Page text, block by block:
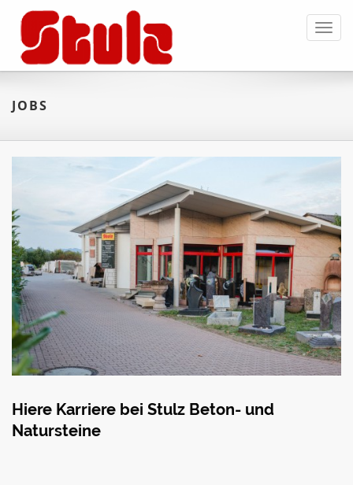
JOBS
Hiere Karriere bei Stulz Beton- und
Natursteine